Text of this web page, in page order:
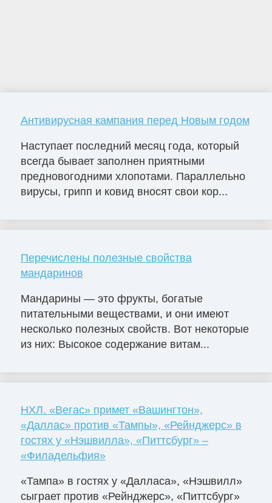
Антивирусная кампания перед Новым годом
Наступает последний месяц года, который
всегда бывает заполнен приятными
предновогодними хлопотами. Параллельно
вирусы, грипп и ковид вносят свои кор...
Перечислены полезные свойства
мандаринов
Мандарины — это фрукты, богатые
питательными веществами, и они имеют
несколько полезных свойств. Вот некоторые
из них: Высокое содержание витам...
НХЛ. «Вегас» примет «Вашингтон»,
«Даллас» против «Тампы», «Рейнджерс» в
гостях у «Нэшвилла», «Питтсбург» –
«Филадельфия»
«Тампа» в гостях у «Далласа», «Нэшвилл»
сыграет против «Рейнджерс», «Питтсбург»